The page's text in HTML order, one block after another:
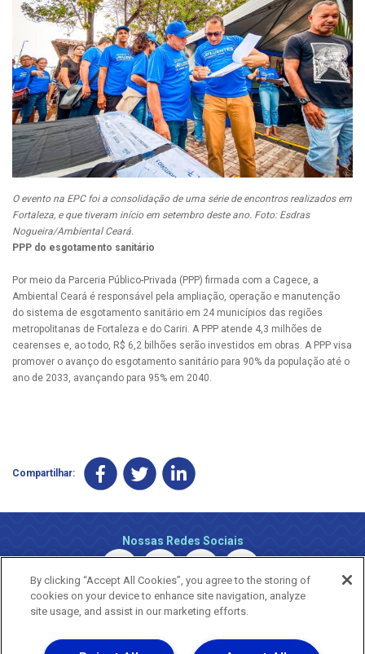
O evento na EPC foi a consolidação de uma série de encontros realizados em
Fortaleza, e que tiveram início em setembro deste ano. Foto: Esdras
Nogueira/Ambiental Ceará.
PPP do esgotamento sanitário
Por meio da Parceria Público-Privada (PPP) firmada com a Cagece, a
Ambiental Ceará é responsável pela ampliação, operação e manutenção
do sistema de esgotamento sanitário em 24 municípios das regiões
metropolitanas de Fortaleza e do Cariri. A PPP atende 4,3 milhões de
cearenses e, ao todo, R$ 6,2 bilhões serão investidos em obras. A PPP visa
promover o avanço do esgotamento sanitário para 90% da população até o
ano de 2033, avançando para 95% em 2040.
Compartilhar:
Nossas Redes Sociais
By clicking “Accept All Cookies”, you agree to the storing of
cookies on your device to enhance site navigation, analyze
site usage, and assist in our marketing efforts.